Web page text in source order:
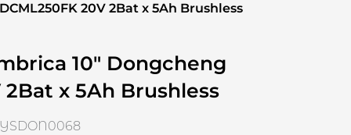
20V 2Bat x 5Ah Brushless
10″ Dongcheng
2Bat x 5Ah Brushless